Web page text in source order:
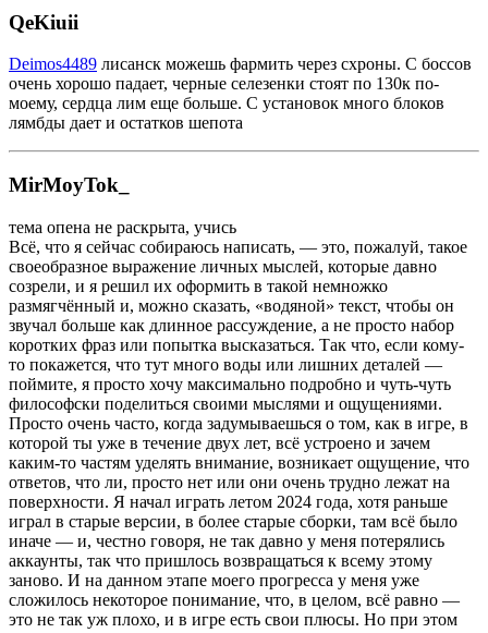
QeKiuii
Deimos4489 лисанск можешь фармить через схроны. С боссов
очень хорошо падает, черные селезенки стоят по 130к по-
моему, сердца лим еще больше. С установок много блоков
лямбды дает и остатков шепота
MirMoyTok_
тема опена не раскрыта, учись
Всё, что я сейчас собираюсь написать, — это, пожалуй, такое
своеобразное выражение личных мыслей, которые давно
созрели, и я решил их оформить в такой немножко
размягчённый и, можно сказать, «водяной» текст, чтобы он
звучал больше как длинное рассуждение, а не просто набор
коротких фраз или попытка высказаться. Так что, если кому-
то покажется, что тут много воды или лишних деталей —
поймите, я просто хочу максимально подробно и чуть-чуть
философски поделиться своими мыслями и ощущениями.
Просто очень часто, когда задумываешься о том, как в игре, в
которой ты уже в течение двух лет, всё устроено и зачем
каким-то частям уделять внимание, возникает ощущение, что
ответов, что ли, просто нет или они очень трудно лежат на
поверхности. Я начал играть летом 2024 года, хотя раньше
играл в старые версии, в более старые сборки, там всё было
иначе — и, честно говоря, не так давно у меня потерялись
аккаунты, так что пришлось возвращаться к всему этому
заново. И на данном этапе моего прогресса у меня уже
сложилось некоторое понимание, что, в целом, всё равно —
это не так уж плохо, и в игре есть свои плюсы. Но при этом